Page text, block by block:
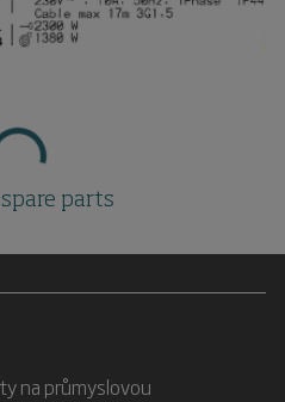
parts
na průmyslovou